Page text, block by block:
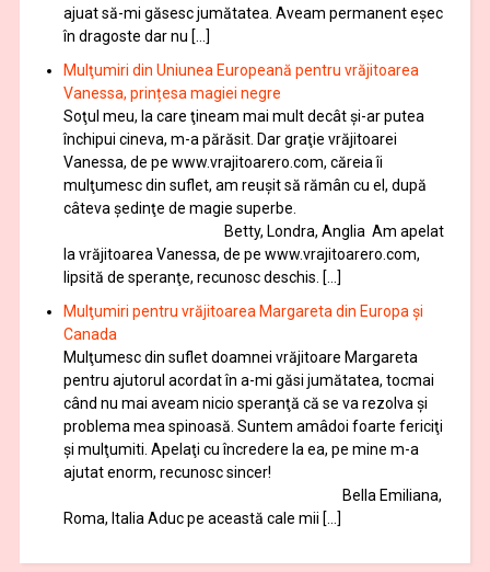
ajuat să-mi găsesc jumătatea. Aveam permanent eşec
în dragoste dar nu […]
Mulţumiri din Uniunea Europeană pentru vrăjitoarea
Vanessa, prințesa magiei negre
Soţul meu, la care ţineam mai mult decât și-ar putea
închipui cineva, m-a părăsit. Dar graţie vrăjitoarei
Vanessa, de pe www.vrajitoarero.com, căreia îi
mulţumesc din suflet, am reuşit să rămân cu el, după
câteva şedinţe de magie superbe.
Betty, Londra, Anglia Am apelat
la vrăjitoarea Vanessa, de pe www.vrajitoarero.com,
lipsită de speranţe, recunosc deschis. […]
Mulţumiri pentru vrăjitoarea Margareta din Europa și
Canada
Mulţumesc din suflet doamnei vrăjitoare Margareta
pentru ajutorul acordat în a-mi găsi jumătatea, tocmai
când nu mai aveam nicio speranţă că se va rezolva şi
problema mea spinoasă. Suntem amâdoi foarte fericiţi
şi mulţumiti. Apelaţi cu încredere la ea, pe mine m-a
ajutat enorm, recunosc sincer!
Bella Emiliana,
Roma, Italia Aduc pe această cale mii […]